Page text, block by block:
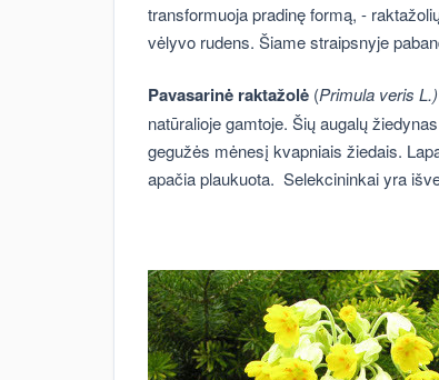
transformuoja pradinę formą, -
vėlyvo rudens. Šiame straipsnyje
Pavasarinė raktažolė (Primula veris
natūralioje gamtoje. Šių augalų
gegužės mėnesį kvapniais žiedais.
apačia plaukuota. Selekcininkai yra